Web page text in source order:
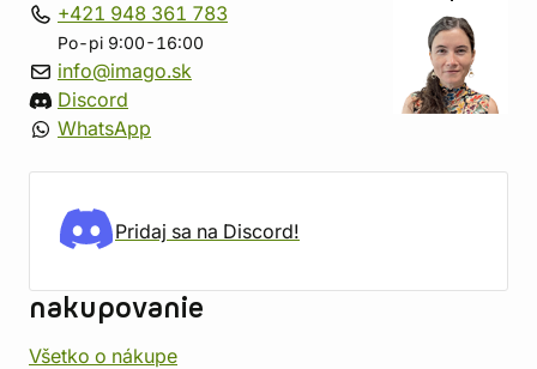
+421 948 361 783
Po-pi 9:00-16:00
info@imago.sk
Discord
WhatsApp
Pridaj sa na Discord!
nakupovanie
Všetko o nákupe